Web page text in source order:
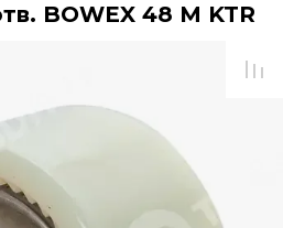
BOWEX 48 M KTR